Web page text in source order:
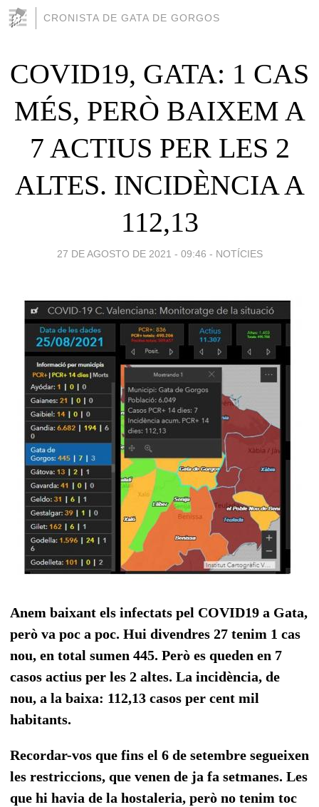
CRONISTA DE GATA DE GORGOS
COVID19, GATA: 1 CAS
MÉS, PERÒ BAIXEM A
7 ACTIUS PER LES 2
ALTES. INCIDÈNCIA A
112,13
27 DE AGOSTO DE 2021 - 09:46 - NOTÍCIES
Anem baixant els infectats pel COVID19 a Gata,
però va poc a poc. Hui divendres 27 tenim 1 cas
nou, en total sumen 445. Però es queden en 7
casos actius per les 2 altes. La incidència, de
nou, a la baixa: 112,13 casos per cent mil
habitants.
Recordar-vos que fins el 6 de setembre segueixen
les restriccions, que venen de ja fa setmanes. Les
que hi havia de la hostaleria, però no tenim toc